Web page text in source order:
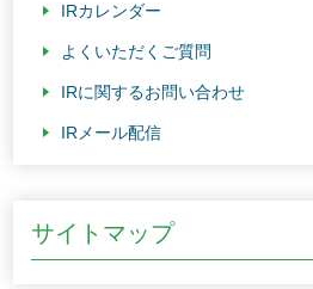
IRカレンダー
よくいただくご質問
IRに関するお問い合わせ
IRメール配信
サイトマップ